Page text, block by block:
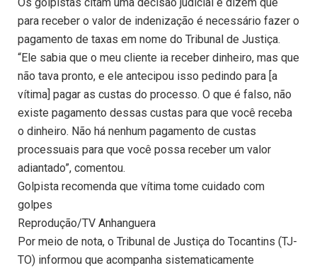
para receber o valor de indenização é necessário fazer o
pagamento de taxas em nome do Tribunal de Justiça.
“Ele sabia que o meu cliente ia receber dinheiro, mas que
não tava pronto, e ele antecipou isso pedindo para [a
vítima] pagar as custas do processo. O que é falso, não
existe pagamento dessas custas para que você receba
o dinheiro. Não há nenhum pagamento de custas
processuais para que você possa receber um valor
adiantado”, comentou.
Golpista recomenda que vítima tome cuidado com
golpes
Reprodução/TV Anhanguera
Por meio de nota, o Tribunal de Justiça do Tocantins (TJ-
TO) informou que acompanha sistematicamente